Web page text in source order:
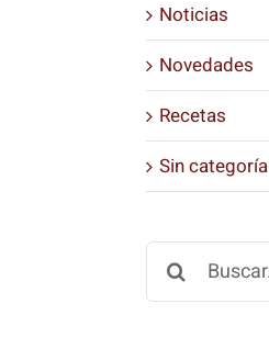
Noticias
Novedades
Recetas
Sin categoría
Buscar: